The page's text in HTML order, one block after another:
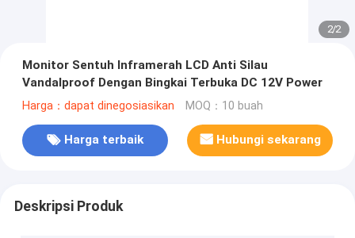
2/2
Monitor Sentuh Inframerah LCD Anti Silau
Vandalproof Dengan Bingkai Terbuka DC 12V Power
Harga：dapat dinegosiasikan MOQ：10 buah
Harga terbaik Hubungi sekarang
Deskripsi Produk